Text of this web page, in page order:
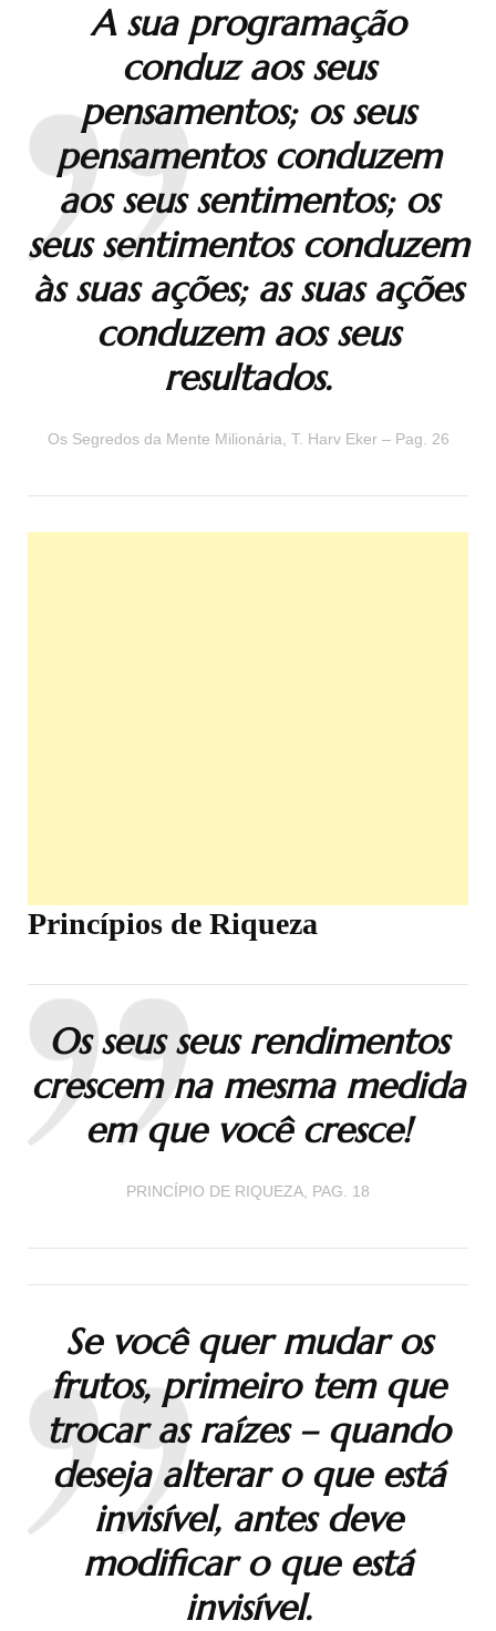
A sua programação
conduz aos seus
pensamentos; os seus
pensamentos conduzem
aos seus sentimentos; os
seus sentimentos conduzem
às suas ações; as suas ações
conduzem aos seus
resultados.
Os Segredos da Mente Milionária, T. Harv Eker – Pag. 26
Princípios de Riqueza
Os seus seus rendimentos
crescem na mesma medida
em que você cresce!
PRINCÍPIO DE RIQUEZA, PAG. 18
Se você quer mudar os
frutos, primeiro tem que
trocar as raízes – quando
deseja alterar o que está
invisível, antes deve
modificar o que está
invisível.